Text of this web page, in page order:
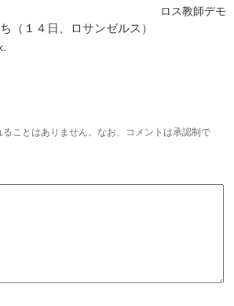
ロス教師デモ
（１４日、ロサンゼルス）
ことはありません。なお、コメントは承認制で